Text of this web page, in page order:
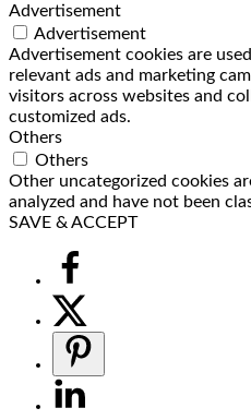
Advertisement
Advertisement
Advertisement cookies are
relevant ads and marketing
visitors across websites and
customized ads.
Others
Others
Other uncategorized cookies
analyzed and have not been
SAVE & ACCEPT